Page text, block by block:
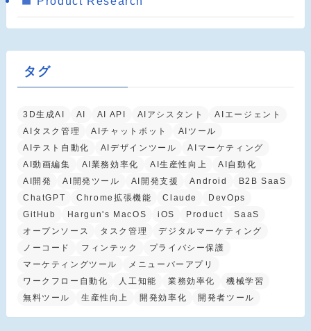
タグ
3D生成AI AI AI API AIアシスタント
AIエージェント
AIタスク管理
AIチャットボット
AIツール
AIテスト自動化
AIデザインツール
AIマーケティング
AI動画編集
AI業務効率化 AI生産性向上
AI自動化
AI開発
AI開発ツール AI開発支援 Android
B2B SaaS
ChatGPT
Chrome拡張機能 Claude
DevOps
GitHub
Hargun's MacOS iOS Product
SaaS
オープンソース
タスク管理
デジタルマーケティング
ノーコード
フィンテック
プライバシー保護
マーケティングツール
メニューバーアプリ
ワークフロー自動化
人工知能 業務効率化
機械学習
無料ツール
生産性向上 開発効率化 開発者ツール